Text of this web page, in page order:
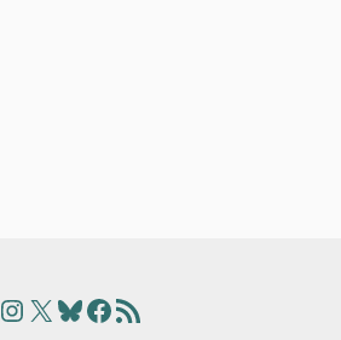
Instagram
X Bluesky
Facebook
Articles